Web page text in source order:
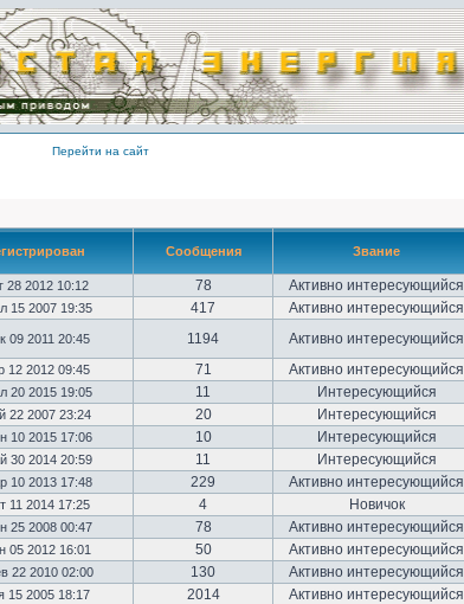
Перейти на сайт
Сообщения Звание
28 2012 10:12 78 Активно интересующийся
15 2007 19:35 417 Активно интересующийся
09 2011 20:45 1194 Активно интересующийся
12 2012 09:45 71 Активно интересующийся
20 2015 19:05 11 Интересующийся
22 2007 23:24 20 Интересующийся
10 2015 17:06 10 Интересующийся
30 2014 20:59 11 Интересующийся
10 2013 17:48 229 Активно интересующийся
11 2014 17:25 4 Новичок
25 2008 00:47 78 Активно интересующийся
05 2012 16:01 50 Активно интересующийся
22 2010 02:00 130 Активно интересующийся
15 2005 18:17 2014 Активно интересующийся